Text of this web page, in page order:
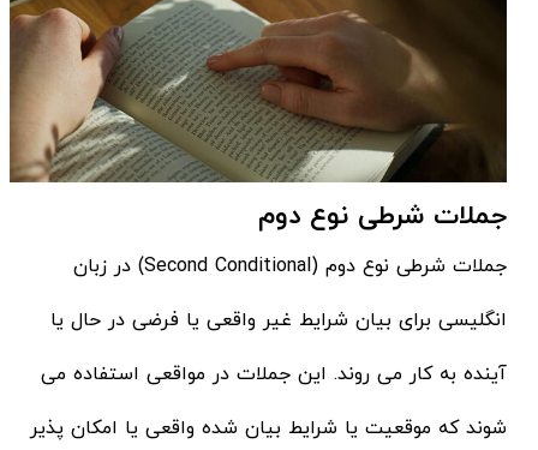
جملات شرطی نوع دوم
جملات شرطی نوع دوم (Second Conditional) در زبان
انگلیسی برای بیان شرایط غیر واقعی یا فرضی در حال یا
آینده به کار می روند. این جملات در مواقعی استفاده می
شوند که موقعیت یا شرایط بیان شده واقعی یا امکان پذیر